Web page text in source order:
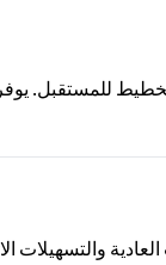
للمستقبل.
والتسهيلات